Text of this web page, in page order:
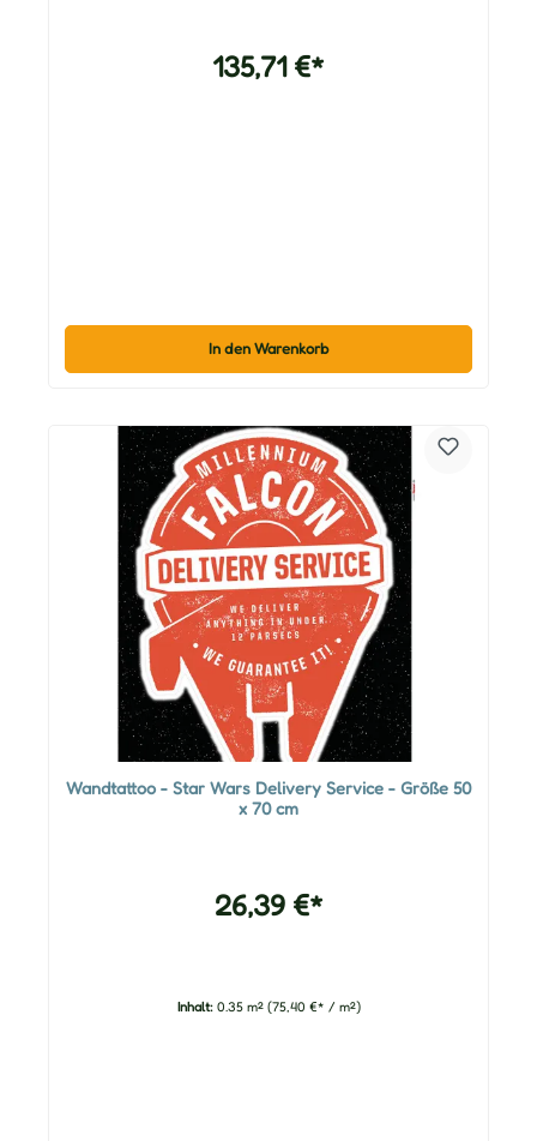
135,71 €*
In den Warenkorb
Wandtattoo - Star Wars Delivery Service - Größe 50
x 70 cm
26,39 €*
Inhalt: 0.35 m² (75,40 €* / m²)